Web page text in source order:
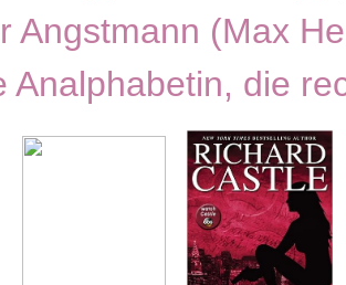
Angstmann (Max
Analphabetin, die